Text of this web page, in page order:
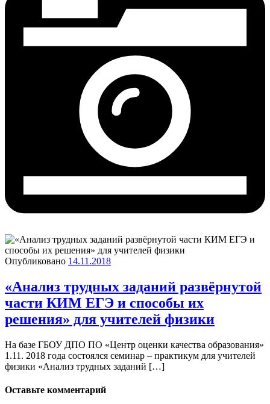
Опубликовано 14.11.2018
«Анализ трудных заданий развёрнутой
части КИМ ЕГЭ и способы их
решения» для учителей физики
На базе ГБОУ ДПО ПО «Центр оценки качества образования»
1.11. 2018 года состоялся семинар – практикум для учителей
физики «Анализ трудных заданий […]
Оставьте комментарий